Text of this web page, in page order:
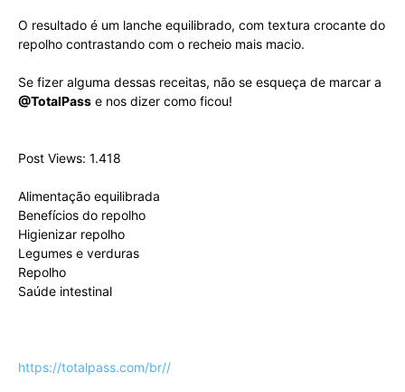
O resultado é um lanche equilibrado, com textura crocante do
repolho contrastando com o recheio mais macio.
Se fizer alguma dessas receitas, não se esqueça de marcar a
@TotalPass e nos dizer como ficou!
Post Views: 1.418
Alimentação equilibrada
Benefícios do repolho
Higienizar repolho
Legumes e verduras
Repolho
Saúde intestinal
https://totalpass.com/br//